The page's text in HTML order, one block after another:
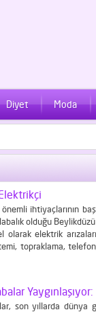
Diyet Moda
ihtiyaçlarının
olduğu
olarak elektrik
topraklama,
son yıllarda dünya